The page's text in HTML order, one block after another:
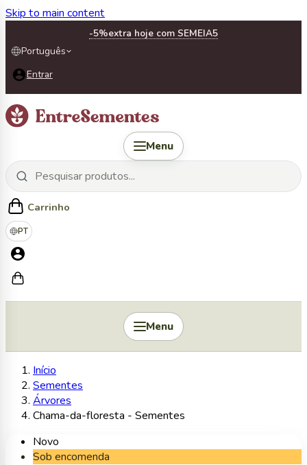
Skip to main content
-5%extra hoje com SEMEIA5
Português
Entrar
Menu
Carrinho
PT
Menu
Início
Sementes
Árvores
Chama-da-floresta - Sementes
Novo
Sob encomenda